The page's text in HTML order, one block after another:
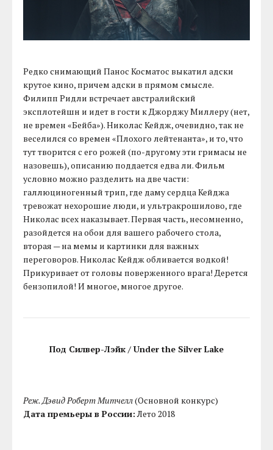
Редко снимающий Панос Косматос выкатил адски
крутое кино, причем адски в прямом смысле.
Филипп Ридли встречает австралийский
эксплотейшн и идет в гости к Джорджу Миллеру (нет,
не времен «Бейба»). Николас Кейдж, очевидно, так не
веселился со времен «Плохого лейтенанта», и то, что
тут творится с его рожей (по-другому эти гримасы не
назовешь), описанию поддается едва ли. Фильм
условно можно разделить на две части:
галлюциногенный трип, где даму сердца Кейджа
тревожат нехорошие люди, и ультракрошилово, где
Николас всех наказывает. Первая часть, несомненно,
разойдется на обои для вашего рабочего стола,
вторая — на мемы и картинки для важных
переговоров. Николас Кейдж обливается водкой!
Прикуривает от головы поверженного врага! Дерется
бензопилой! И многое, многое другое.
Под Силвер-Лэйк / Under the Silver Lake
Реж. Дэвид Роберт Митчелл(Основной конкурс)
Дата премьеры в России:Лето 2018